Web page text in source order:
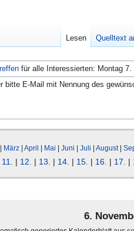
für alle Interessierten: Montag
bitte E-Mail mit Nennung des
| März | April | Mai | Juni | Juli | August|
11. | 12. | 13. | 14. | 15. | 16. | 17. |
6.
Lesen Quelltext